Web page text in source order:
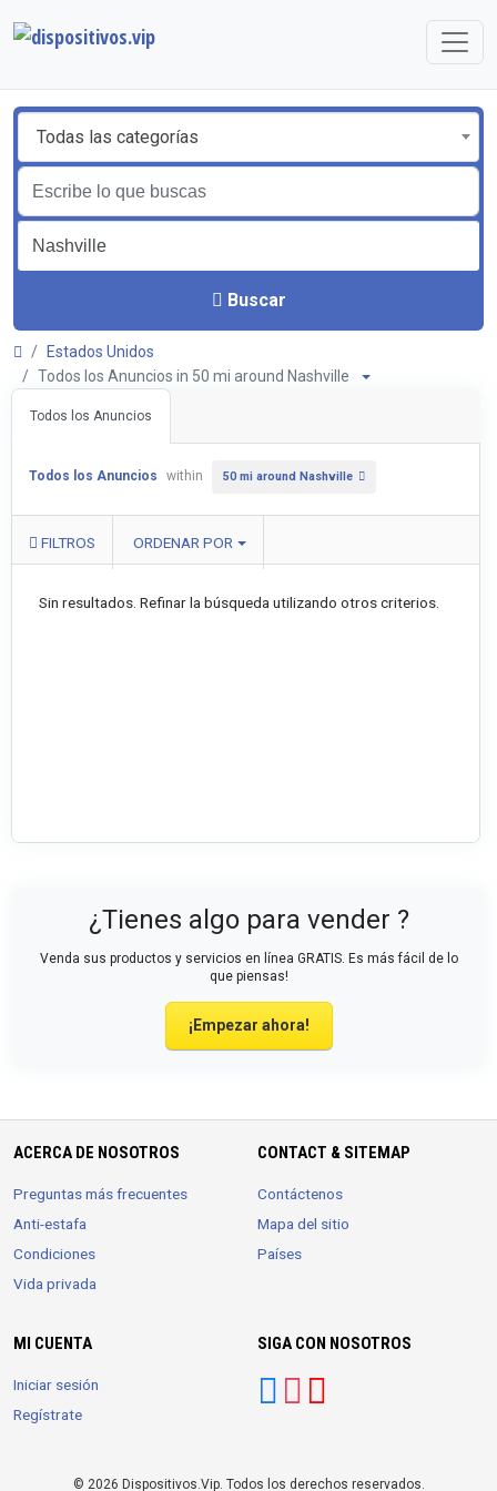
Todas las categorías
Buscar
Estados Unidos
Todos los Anuncios in 50 mi around Nashville
Todos los Anuncios
Todos los Anuncios within 50 mi around Nashville
FILTROS ORDENAR POR
Sin resultados. Refinar la búsqueda utilizando otros criterios.
¿Tienes algo para vender ?
Venda sus productos y servicios en línea GRATIS. Es más fácil de lo
que piensas!
¡Empezar ahora!
ACERCA DE NOSOTROS
Preguntas más frecuentes
Anti-estafa
Condiciones
Vida privada
CONTACT & SITEMAP
Contáctenos
Mapa del sitio
Países
MI CUENTA
Iniciar sesión
Regístrate
SIGA CON NOSOTROS
© 2026 Dispositivos.Vip. Todos los derechos reservados.